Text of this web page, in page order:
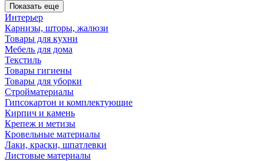
Показать еще
Интерьер
Карнизы, шторы, жалюзи
Товары для кухни
Мебель для дома
Текстиль
Товары гигиены
Товары для уборки
Стройматериалы
Гипсокартон и комплектующие
Кирпич и камень
Крепеж и метизы
Кровельные материалы
Лаки, краски, шпатлевки
Листовые материалы